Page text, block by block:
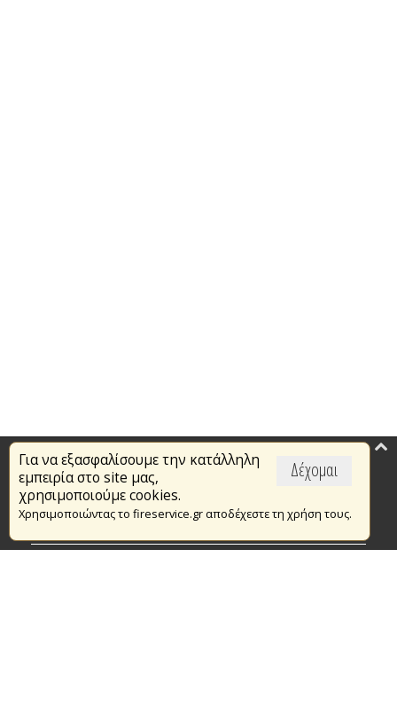
Δέχομαι
Για να εξασφαλίσουμε την κατάλληλη
εμπειρία στο site μας,
χρησιμοποιούμε cookies.
Χρησιμοποιώντας το fireservice.gr αποδέχεστε τη χρήση τους.
Επικαιρότητα
Το Πυροσβεστικό Σώμα